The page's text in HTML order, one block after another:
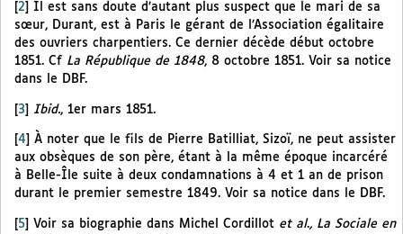
2
Il est sans doute d’autant plus suspect que le mari de sa
sœur, Durant, est à Paris le gérant de l’Association égalitaire
des ouvriers charpentiers. Ce dernier décède début octobre
1851. Cf La République de 1848, 8 octobre 1851. Voir sa notice
dans le DBF.
[3] Ibid., 1er mars 1851.
4
À noter que le fils de Pierre Batilliat, Sizoï, ne peut assister
aux obsèques de son père, étant à la même époque incarcéré
à Belle-Île suite à deux condamnations à 4 et 1 an de prison
durant le premier semestre 1849. Voir sa notice dans le DBF.
[5] Voir sa biographie dans Michel Cordillot et al., La Sociale en